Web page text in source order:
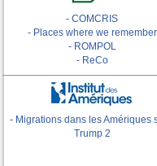
- COMCRIS
- Places where we remember
- ROMPOL
- ReCo
- Migrations dans les Amériques
Trump 2